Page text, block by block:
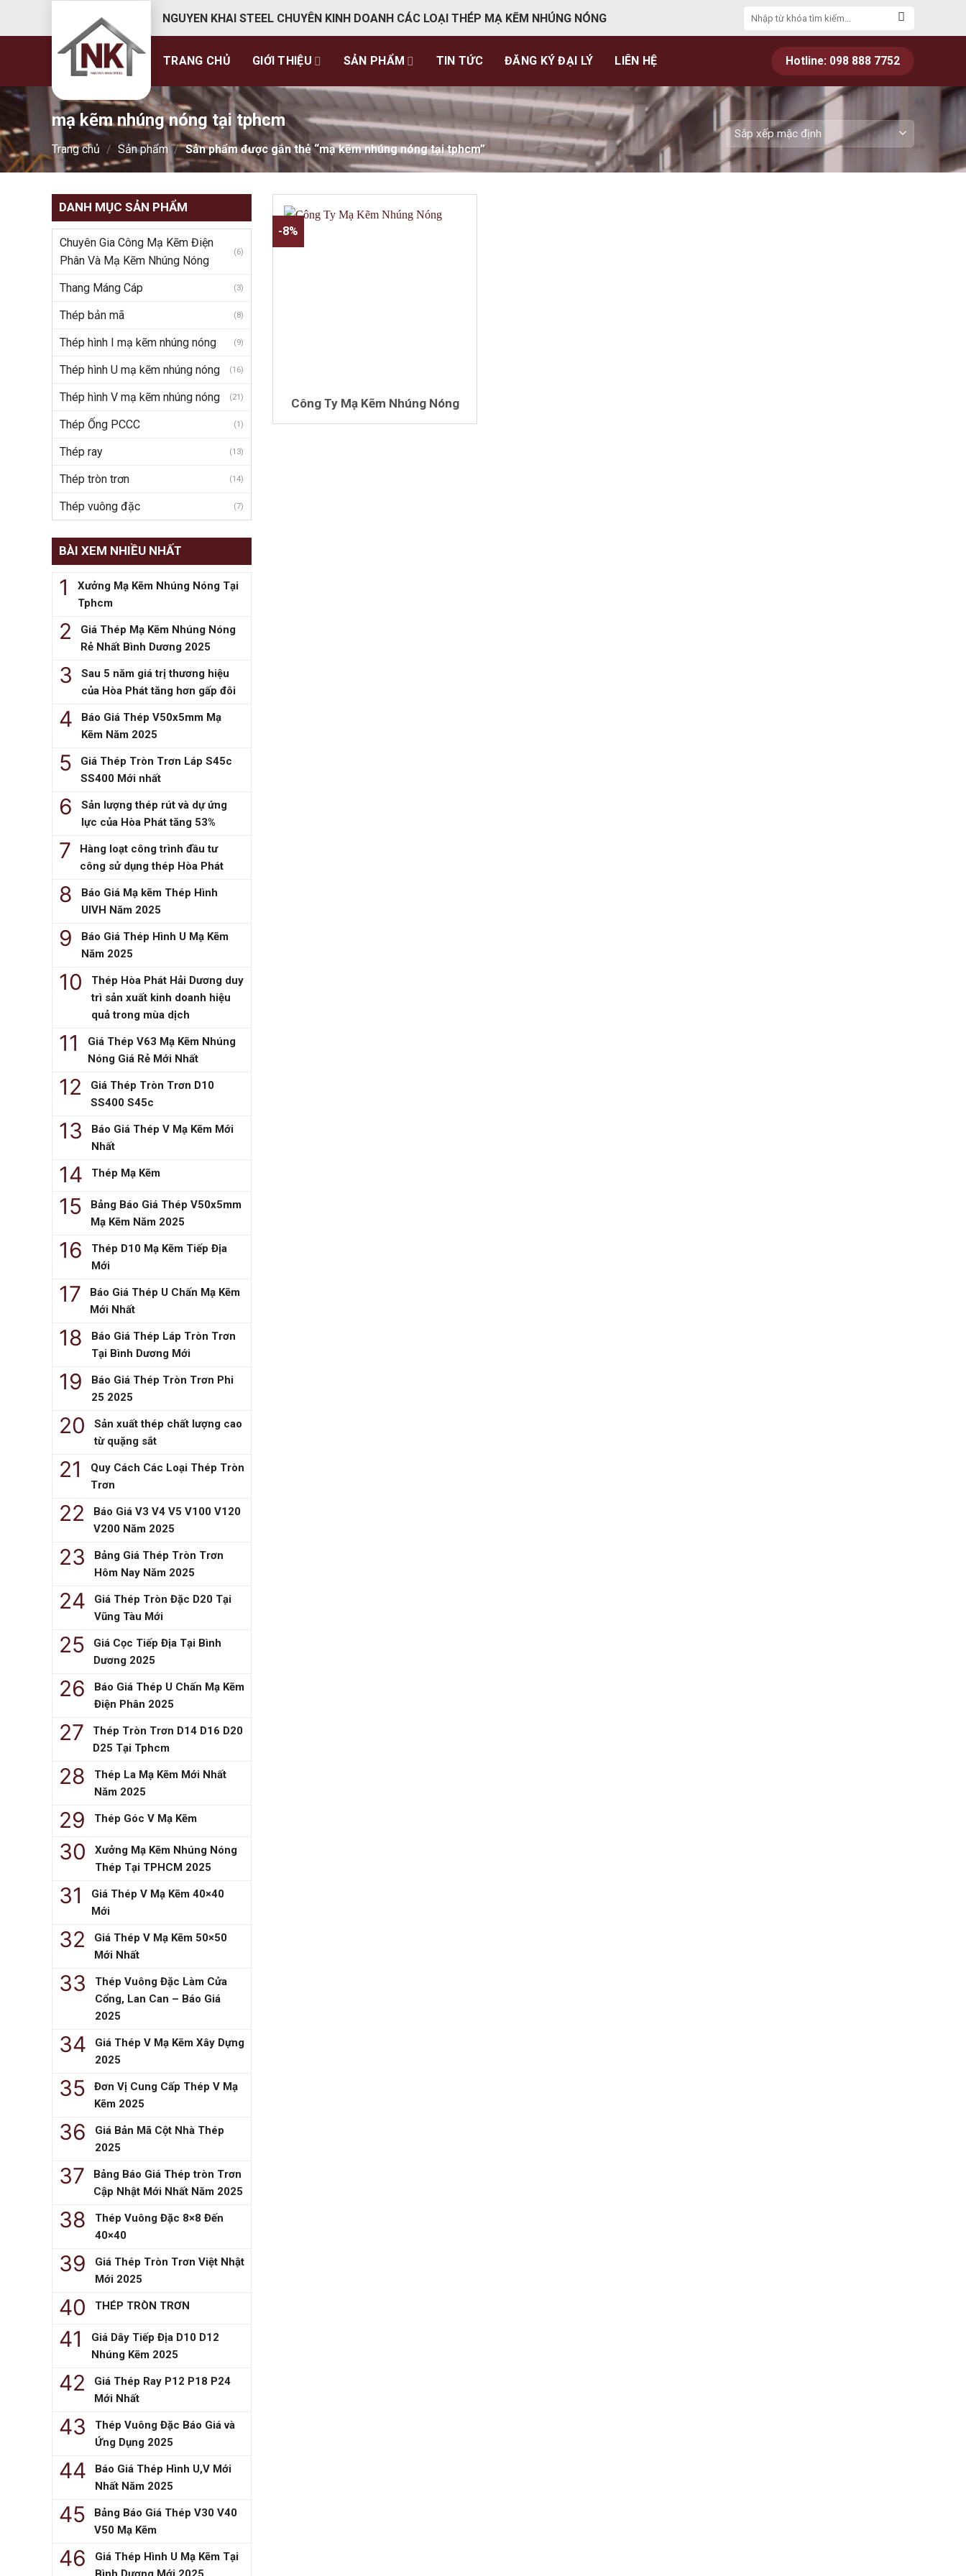
NGUYEN KHAI STEEL CHUYÊN KINH DOANH CÁC LOẠI THÉP MẠ KẼM NHÚNG NÓNG
kiếm:
TRANG CHỦ GIỚI THIỆU SẢN PHẨM TIN TỨC ĐĂNG KÝ ĐẠI LÝ LIÊN HỆ Hotline: 098 888 7752
mạ kẽm nhúng nóng tại tphcm
Trang chủ / Sản phẩm / Sản phẩm được gắn thẻ “mạ kẽm nhúng nóng tại tphcm”
DANH MỤC SẢN PHẨM
Chuyên Gia Công Mạ Kẽm Điện
Phân Và Mạ Kẽm Nhúng Nóng
(6)
Thang Máng Cáp (3)
Thép bản mã (8)
Thép hình I mạ kẽm nhúng nóng (9)
Thép hình U mạ kẽm nhúng nóng (16)
Thép hình V mạ kẽm nhúng nóng (21)
Thép Ống PCCC (1)
Thép ray (13)
Thép tròn trơn (14)
Thép vuông đặc (7)
BÀI XEM NHIỀU NHẤT
Xưởng Mạ Kẽm Nhúng Nóng Tại
Tphcm
Giá Thép Mạ Kẽm Nhúng Nóng
Rẻ Nhất Bình Dương 2025
Sau 5 năm giá trị thương hiệu
của Hòa Phát tăng hơn gấp đôi
Báo Giá Thép V50x5mm Mạ
Kẽm Năm 2025
Giá Thép Tròn Trơn Láp S45c
SS400 Mới nhất
Sản lượng thép rút và dự ứng
lực của Hòa Phát tăng 53%
Hàng loạt công trình đầu tư
công sử dụng thép Hòa Phát
Báo Giá Mạ kẽm Thép Hình
UIVH Năm 2025
Báo Giá Thép Hình U Mạ Kẽm
Năm 2025
Thép Hòa Phát Hải Dương duy
trì sản xuất kinh doanh hiệu
quả trong mùa dịch
Giá Thép V63 Mạ Kẽm Nhúng
Nóng Giá Rẻ Mới Nhất
Giá Thép Tròn Trơn D10
SS400 S45c
Báo Giá Thép V Mạ Kẽm Mới
Nhất
Thép Mạ Kẽm
Bảng Báo Giá Thép V50x5mm
Mạ Kẽm Năm 2025
Thép D10 Mạ Kẽm Tiếp Địa
Mới
Báo Giá Thép U Chấn Mạ Kẽm
Mới Nhất
Báo Giá Thép Láp Tròn Trơn
Tại Bình Dương Mới
Báo Giá Thép Tròn Trơn Phi
25 2025
Sản xuất thép chất lượng cao
từ quặng sắt
Quy Cách Các Loại Thép Tròn
Trơn
Báo Giá V3 V4 V5 V100 V120
V200 Năm 2025
Bảng Giá Thép Tròn Trơn
Hôm Nay Năm 2025
Giá Thép Tròn Đặc D20 Tại
Vũng Tàu Mới
Giá Cọc Tiếp Địa Tại Bình
Dương 2025
Báo Giá Thép U Chấn Mạ Kẽm
Điện Phân 2025
Thép Tròn Trơn D14 D16 D20
D25 Tại Tphcm
Thép La Mạ Kẽm Mới Nhất
Năm 2025
Thép Góc V Mạ Kẽm
Xưởng Mạ Kẽm Nhúng Nóng
Thép Tại TPHCM 2025
Giá Thép V Mạ Kẽm 40×40
Mới
Giá Thép V Mạ Kẽm 50×50
Mới Nhất
Thép Vuông Đặc Làm Cửa
Cổng, Lan Can – Báo Giá
2025
Giá Thép V Mạ Kẽm Xây Dựng
2025
Đơn Vị Cung Cấp Thép V Mạ
Kẽm 2025
Giá Bản Mã Cột Nhà Thép
2025
Bảng Báo Giá Thép tròn Trơn
Cập Nhật Mới Nhất Năm 2025
Thép Vuông Đặc 8×8 Đến
40×40
Giá Thép Tròn Trơn Việt Nhật
Mới 2025
THÉP TRÒN TRƠN
Giá Dây Tiếp Địa D10 D12
Nhúng Kẽm 2025
Giá Thép Ray P12 P18 P24
Mới Nhất
Thép Vuông Đặc Báo Giá và
Ứng Dụng 2025
Báo Giá Thép Hình U,V Mới
Nhất Năm 2025
Bảng Báo Giá Thép V30 V40
V50 Mạ Kẽm
Giá Thép Hình U Mạ Kẽm Tại
-8%
Công Ty Mạ Kẽm Nhúng Nóng